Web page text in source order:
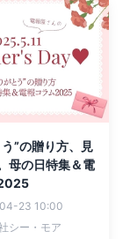
”の贈り方、見
母の日特集＆電
23 10:00
シー・モア